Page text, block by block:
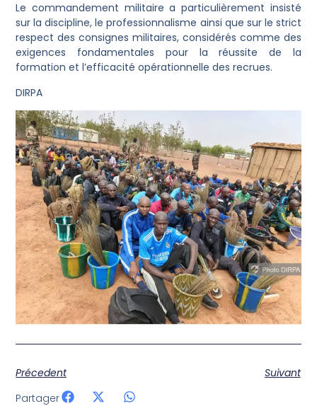
Le commandement militaire a particulièrement insisté
sur la discipline, le professionnalisme ainsi que sur le strict
respect des consignes militaires, considérés comme des
exigences fondamentales pour la réussite de la
formation et l’efficacité opérationnelle des recrues.
DIRPA
Précedent
Suivant
Partager